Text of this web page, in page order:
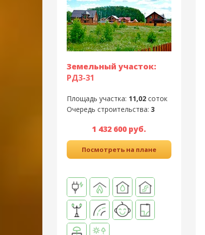
Земельный участок:
РД3-31
Площадь участка: 11,02 соток
Очередь строительства: 3
1 432 600 руб.
Посмотреть на плане